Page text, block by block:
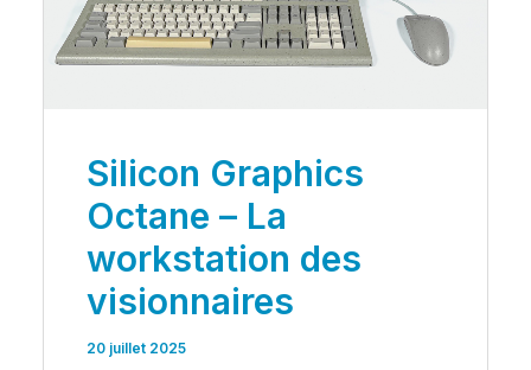
Silicon Graphics
Octane – La
workstation des
visionnaires
20 juillet 2025